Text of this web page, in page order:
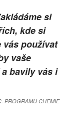
si
, kde si
vás používat
vaše
bavily vás i
PROGRAMU CHEMIE